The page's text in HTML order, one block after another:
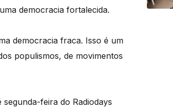
democracia fortalecida.
democracia fraca. Isso é um
populismos, de movimentos
feira do Radiodays